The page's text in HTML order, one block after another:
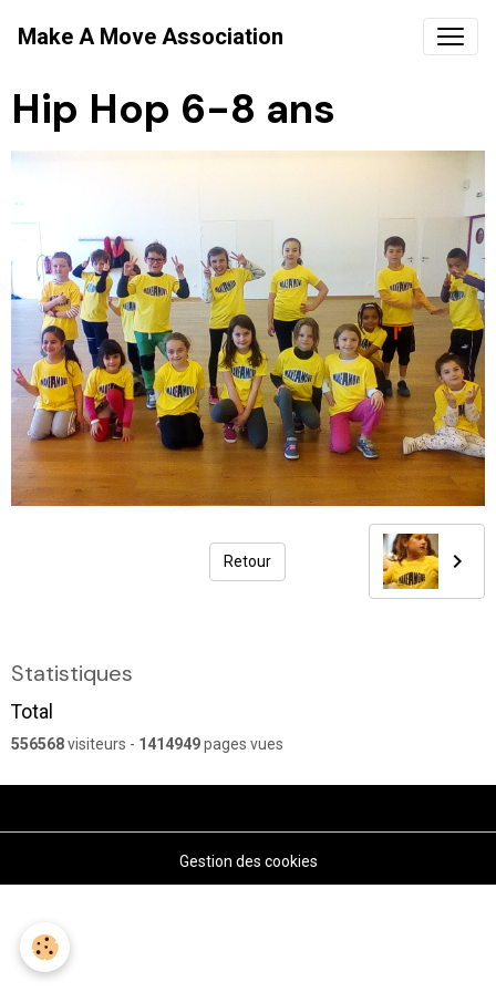
Make A Move Association
Hip Hop 6-8 ans
Retour
Statistiques
Total
556568visiteurs - 1414949pages vues
Gestion des cookies